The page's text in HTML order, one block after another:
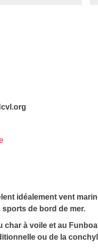
idéalement vent
de bord de mer.
char à voile et au
ou de la